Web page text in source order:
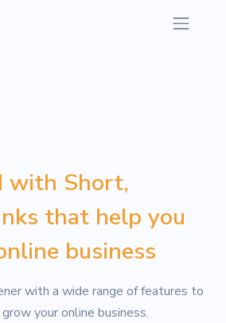
with Short,
that help you
business
with a wide range of features to
your online business.